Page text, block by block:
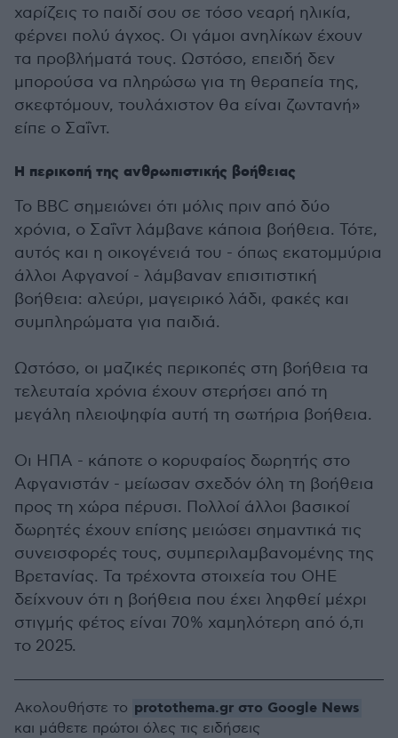
χαρίζεις το παιδί σου σε τόσο νεαρή ηλικία,
φέρνει πολύ άγχος. Οι γάμοι ανηλίκων έχουν
τα προβλήματά τους. Ωστόσο, επειδή δεν
μπορούσα να πληρώσω για τη θεραπεία της,
σκεφτόμουν, τουλάχιστον θα είναι ζωντανή»
είπε ο Σαΐντ.
Η περικοπή της ανθρωπιστικής βοήθειας
Το BBC σημειώνει ότι μόλις πριν από δύο
χρόνια, ο Σαΐντ λάμβανε κάποια βοήθεια. Τότε,
αυτός και η οικογένειά του - όπως εκατομμύρια
άλλοι Αφγανοί - λάμβαναν επισιτιστική
βοήθεια: αλεύρι, μαγειρικό λάδι, φακές και
συμπληρώματα για παιδιά.
Ωστόσο, οι μαζικές περικοπές στη βοήθεια τα
τελευταία χρόνια έχουν στερήσει από τη
μεγάλη πλειοψηφία αυτή τη σωτήρια βοήθεια.
Οι ΗΠΑ - κάποτε ο κορυφαίος δωρητής στο
Αφγανιστάν - μείωσαν σχεδόν όλη τη βοήθεια
προς τη χώρα πέρυσι. Πολλοί άλλοι βασικοί
δωρητές έχουν επίσης μειώσει σημαντικά τις
συνεισφορές τους, συμπεριλαμβανομένης της
Βρετανίας. Τα τρέχοντα στοιχεία του ΟΗΕ
δείχνουν ότι η βοήθεια που έχει ληφθεί μέχρι
στιγμής φέτος είναι 70% χαμηλότερη από ό,τι
το 2025.
Ακολουθήστε το protothema.gr στο Google News
και μάθετε πρώτοι όλες τις ειδήσεις